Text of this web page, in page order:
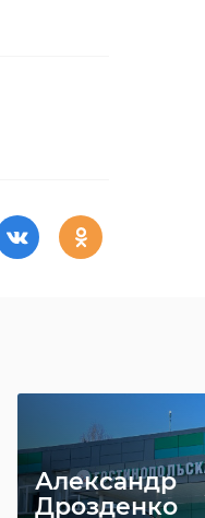
Александр
Дрозденко